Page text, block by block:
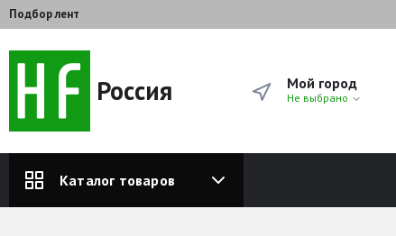
Подбор лент
Россия Мой город
Не выбрано
Каталог товаров